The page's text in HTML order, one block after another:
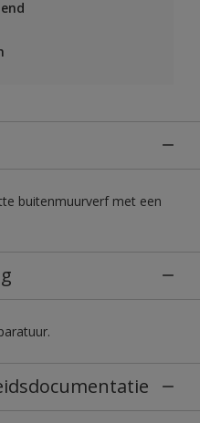
buitenmuurverf met een